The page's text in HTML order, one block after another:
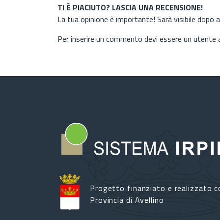
TI È PIACIUTO? LASCIA UNA RECENSIONE!
La tua opinione è importante! Sarà visibile dopo
Per inserire un commento devi essere un
Progetto finanziato e realizzato
Provincia di Avellino